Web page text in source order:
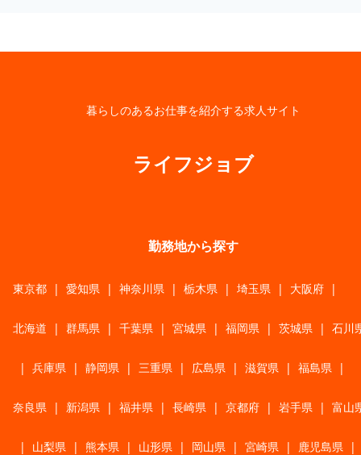
暮らしのあるお仕事を紹介する求人サイト
ライフジョブ
勤務地から探す
東京都 | 愛知県 | 神奈川県 | 栃木県 | 埼玉県 | 大阪府 |
北海道 | 群馬県 | 千葉県 | 宮城県 | 福岡県 | 茨城県 | 石川
| 兵庫県 | 静岡県 | 三重県 | 広島県 | 滋賀県 | 福島県 |
奈良県 | 新潟県 | 福井県 | 長崎県 | 京都府 | 岩手県 | 富山
| 山梨県 | 熊本県 | 山形県 | 岡山県 | 宮崎県 | 鹿児島県 |